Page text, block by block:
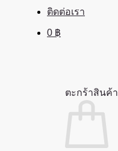
ติดต่อเรา
0 ฿
ตะกร้าสินค้า